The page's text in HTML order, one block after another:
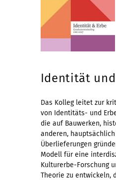
Identität und
Das Kolleg leitet zur
von Identitäts- und
die auf Bauwerken,
anderen,
Überlieferungen
Modell für eine
Kulturerbe-Forschung
Theorie zu entwickeln,